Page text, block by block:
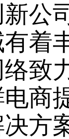
公
着
致
商
方